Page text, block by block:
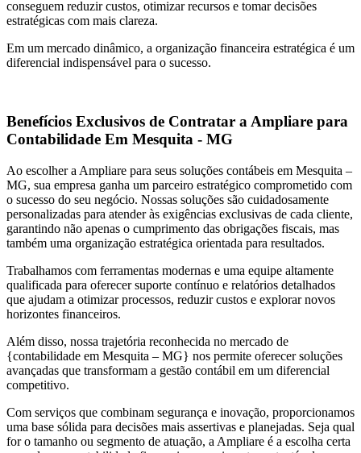
conseguem reduzir custos, otimizar recursos e tomar decisões
estratégicas com mais clareza.
Em um mercado dinâmico, a organização financeira estratégica é um
diferencial indispensável para o sucesso.
Benefícios Exclusivos de Contratar a Ampliare para
Contabilidade Em Mesquita - MG
Ao escolher a Ampliare para seus soluções contábeis em Mesquita –
MG, sua empresa ganha um parceiro estratégico comprometido com
o sucesso do seu negócio. Nossas soluções são cuidadosamente
personalizadas para atender às exigências exclusivas de cada cliente,
garantindo não apenas o cumprimento das obrigações fiscais, mas
também uma organização estratégica orientada para resultados.
Trabalhamos com ferramentas modernas e uma equipe altamente
qualificada para oferecer suporte contínuo e relatórios detalhados
que ajudam a otimizar processos, reduzir custos e explorar novos
horizontes financeiros.
Além disso, nossa trajetória reconhecida no mercado de
{contabilidade em Mesquita – MG} nos permite oferecer soluções
avançadas que transformam a gestão contábil em um diferencial
competitivo.
Com serviços que combinam segurança e inovação, proporcionamos
uma base sólida para decisões mais assertivas e planejadas. Seja qual
for o tamanho ou segmento de atuação, a Ampliare é a escolha certa